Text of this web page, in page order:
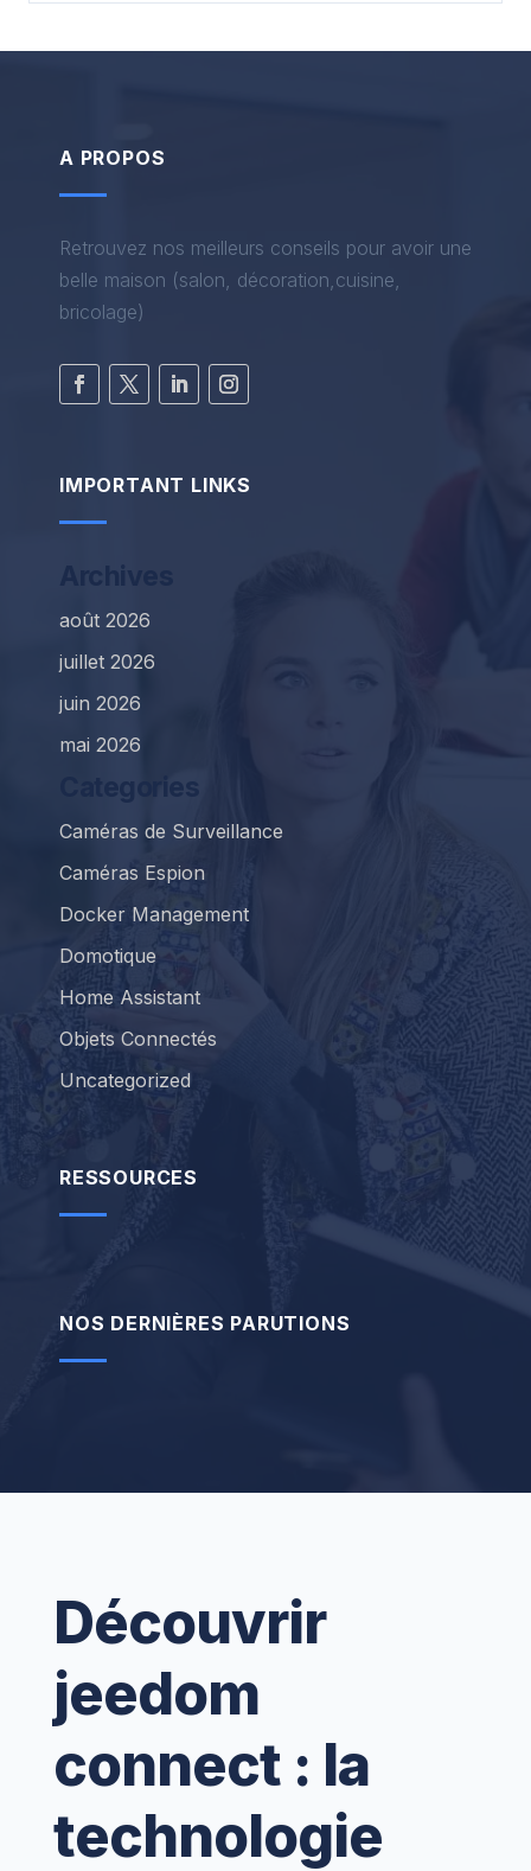
A PROPOS
Retrouvez nos meilleurs conseils pour avoir une
belle maison (salon, décoration,cuisine,
bricolage)
IMPORTANT LINKS
août 2026
juillet 2026
juin 2026
mai 2026
Caméras de Surveillance
Caméras Espion
Docker Management
Domotique
Home Assistant
Objets Connectés
Uncategorized
RESSOURCES
NOS DERNIÈRES PARUTIONS
Découvrir
jeedom
connect : la
technologie